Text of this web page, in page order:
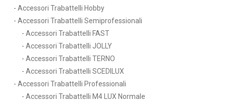
Accessori Trabattelli Hobby
Accessori Trabattelli Semiprofessionali
Accessori Trabattelli FAST
Accessori Trabattelli JOLLY
Accessori Trabattelli TERNO
Accessori Trabattelli SCEDILUX
Accessori Trabattelli Professionali
Accessori Trabattelli M4 LUX Normale